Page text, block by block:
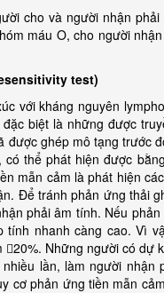
và người nhận phải
máu O, cho người
test)
kháng nguyên lympho
biệt là những được
ghép mô tạng trước
thể phát hiện được
mẫn cảm là phát hiện
Để tránh phản ứng thải
phải âm tính. Nếu
nhanh càng cao. Vì
Những người có dự
lần, làm người nhận
cơ phản ứng tiền mẫn